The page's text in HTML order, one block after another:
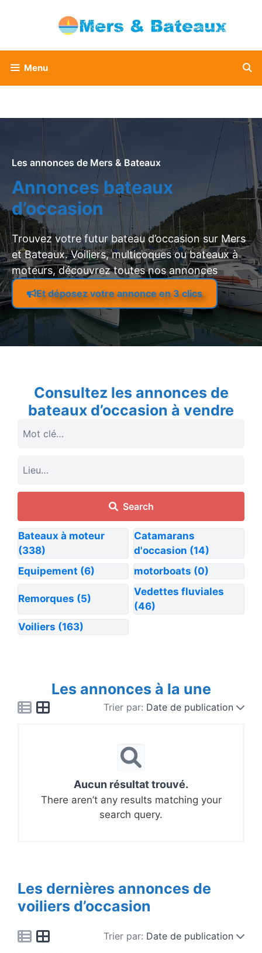
Menu
Les annonces de Mers & Bateaux
Annonces bateaux
d’occasion
Trouvez votre futur bateau d’occasion sur Mers
et Bateaux. Voiliers, multicoques ou bateaux à
moteurs, découvrez toutes nos annonces
Et déposez votre annonce en 3 clics
Consultez les annonces de
bateaux d’occasion à vendre
Search
Bateaux à moteur
(338)
Catamarans
d'occasion (14)
Equipement (6) motorboats (0)
Remorques (5)
Vedettes fluviales
(46)
Voiliers (163)
Les annonces à la une
Trier par: Date de publication
Aucun résultat trouvé.
There aren’t any results matching your
search query.
Les dernières annonces de
voiliers d’occasion
Trier par: Date de publication